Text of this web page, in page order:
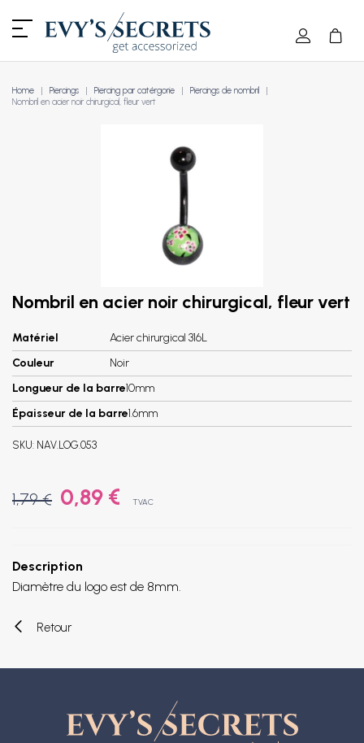
Home Piercings Piercing par catérgorie
Piercings de nombril
Nombril en acier noir chirurgical, fleur vert
Nombril en acier noir chirurgical, fleur vert
Matériel
Acier chirurgical 316L
Couleur
Noir
Longueur de la barre10mm
Épaisseur de la barre1.6mm
SKU: NAV.LOG.053
1,79 € 0,89 € TVAC
Description
Diamètre du logo est de 8mm.
Retour